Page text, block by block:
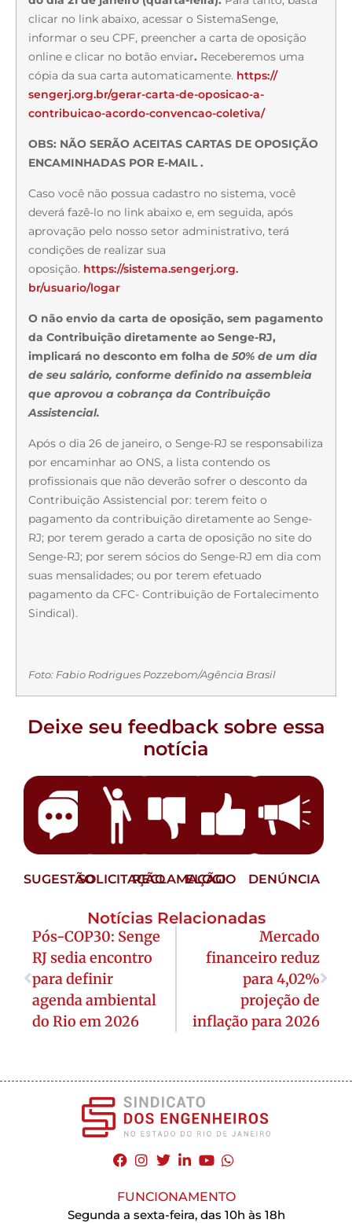
clicar no link abaixo, acessar o SistemaSenge,
informar o seu CPF, preencher a carta de oposição
online e clicar no botão enviar. Receberemos uma
cópia da sua carta automaticamente. https://
sengerj.org.br/gerar-carta-de-oposicao-a-
contribuicao-acordo-convencao-coletiva/
OBS: NÃO SERÃO ACEITAS CARTAS DE OPOSIÇÃO
ENCAMINHADAS POR E-MAIL .
Caso você não possua cadastro no sistema, você
deverá fazê-lo no link abaixo e, em seguida, após
aprovação pelo nosso setor administrativo, terá
condições de realizar sua
oposição. https://sistema.sengerj.org.
br/usuario/logar
O não envio da carta de oposição, sem pagamento
da Contribuição diretamente ao Senge-RJ,
implicará no desconto em folha de 50% de um dia
de seu salário, conforme definido na assembleia
que aprovou a cobrança da Contribuição
Assistencial.
Após o dia 26 de janeiro, o Senge-RJ se responsabiliza
por encaminhar ao ONS, a lista contendo os
profissionais que não deverão sofrer o desconto da
Contribuição Assistencial por: terem feito o
pagamento da contribuição diretamente ao Senge-
RJ; por terem gerado a carta de oposição no site do
Senge-RJ; por serem sócios do Senge-RJ em dia com
suas mensalidades; ou por terem efetuado
pagamento da CFC- Contribuição de Fortalecimento
Sindical).
Foto: Fabio Rodrigues Pozzebom/Agência Brasil
Deixe seu feedback sobre essa
notícia
SUGESTÃOSOLICITAÇÃORECLAMAÇÃO
ELOGIO DENÚNCIA
Notícias Relacionadas
Pós-COP30: Senge
RJ sedia encontro
para definir
agenda ambiental
do Rio em 2026
Mercado
financeiro reduz
para 4,02%
projeção de
inflação para 2026
FUNCIONAMENTO
Segunda a sexta-feira, das 10h às 18h